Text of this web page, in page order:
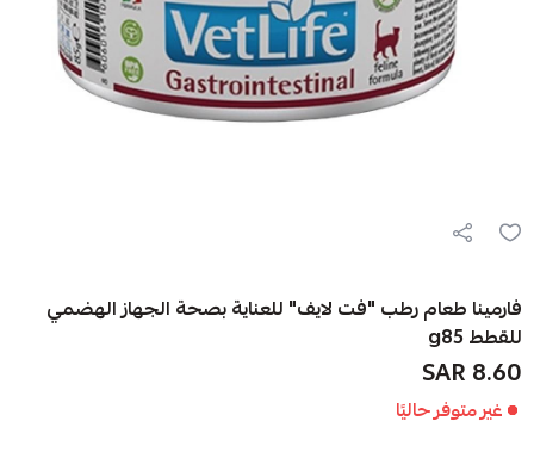
فارمينا طعام رطب "فت لايف" للعناية بصحة الجهاز الهضمي
للقطط g85
8.60 SAR
غير متوفر حاليًا